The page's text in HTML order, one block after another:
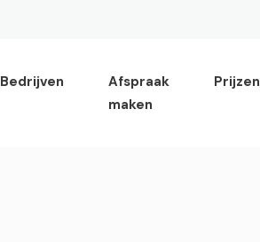
Bedrijven
Afspraak
maken
Prijzen